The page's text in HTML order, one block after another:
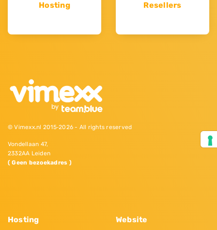
Hosting Resellers
© Vimexx.nl 2015‐2026 - All rights reserved
Vondellaan 47,
2332AA Leiden
( Geen bezoekadres )
Hosting Website